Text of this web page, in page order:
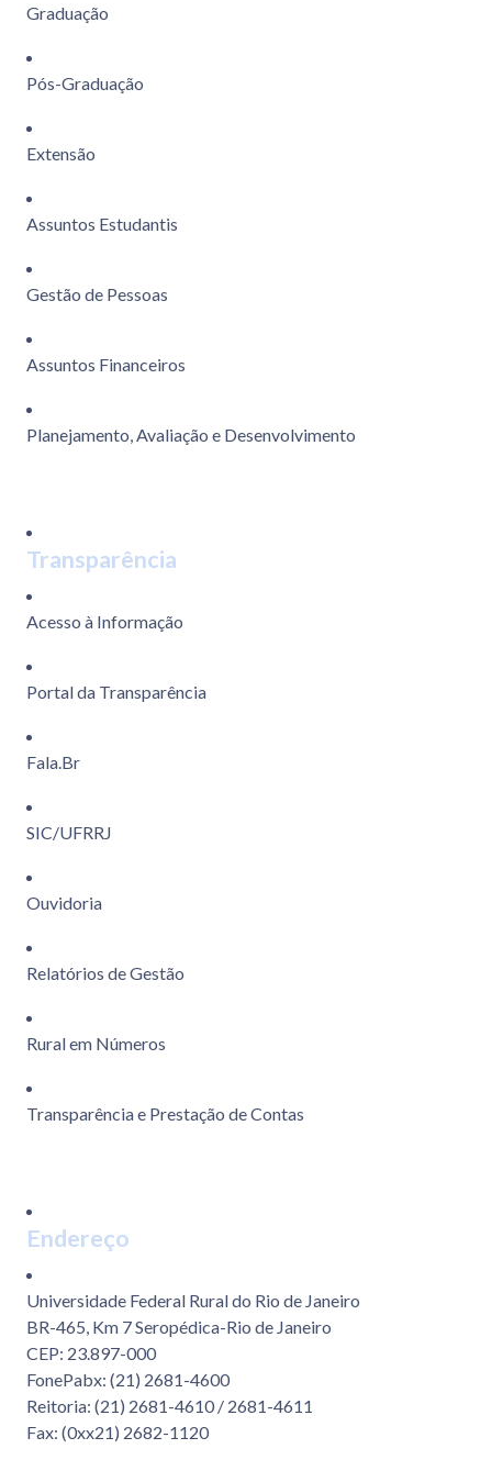
Graduação
Pós-Graduação
Extensão
Assuntos Estudantis
Gestão de Pessoas
Assuntos Financeiros
Planejamento, Avaliação e Desenvolvimento
Transparência
Acesso à Informação
Portal da Transparência
Fala.Br
SIC/UFRRJ
Ouvidoria
Relatórios de Gestão
Rural em Números
Transparência e Prestação de Contas
Endereço
Universidade Federal Rural do Rio de Janeiro
BR-465, Km 7 Seropédica-Rio de Janeiro
CEP: 23.897-000
FonePabx: (21) 2681-4600
Reitoria: (21) 2681-4610 / 2681-4611
Fax: (0xx21) 2682-1120